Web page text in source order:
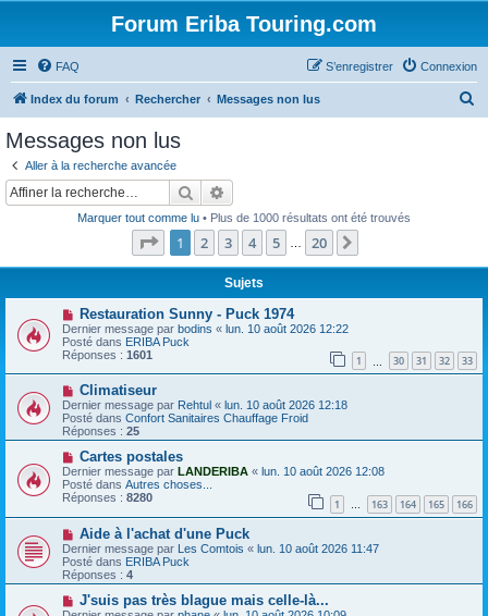
Forum Eriba Touring.com
FAQ Connexion
S’enregistrer
Index du forum Rechercher Messages non lus
Messages non lus
Aller à la recherche avancée
Rechercher
Marquer tout comme lu • Plus de 1000 résultats ont été trouvés
Page 1sur20
1 2 3 4 5 20
Sujets
N
o
u
v
e
a
u
m
e
s
s
a
g
e
Restauration Sunny - Puck 1974
Dernier message par bodins « lun. 10 août 2026 12:22
Posté dans ERIBA Puck
Réponses : 1601 1 30 31 32 33
N
o
u
v
e
a
m
e
s
s
a
g
e
Climatiseur
Dernier message par Rehtul « lun. 10 août 2026 12:18
Posté dans Confort Sanitaires Chauffage Froid
Réponses : 25
N
o
u
v
e
a
u
m
e
s
s
g
Cartes postales
Dernier message par LANDERIBA « lun. 10 août 2026 12:08
Posté dans Autres choses...
Réponses : 8280 1 … 163 164 165 166
N
o
u
v
e
u
Aide à l'achat d'une Puck
Dernier message par Les Comtois « lun. 10 août 2026 11:47
Posté dans ERIBA Puck
Réponses : 4
N
o
J'suis pas très blague mais celle-là...